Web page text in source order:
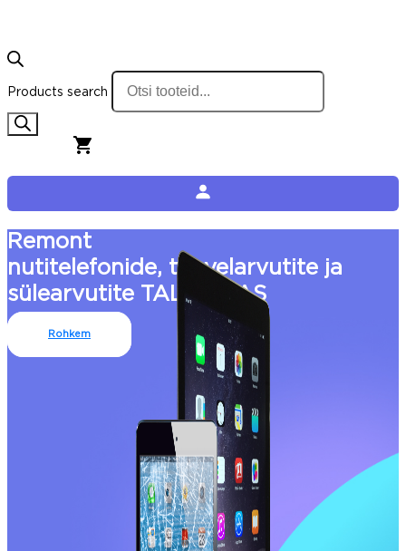
Products search
Remont
nutitelefonide, tahvelarvutite ja
sülearvutite TALLINNAS
Rohkem